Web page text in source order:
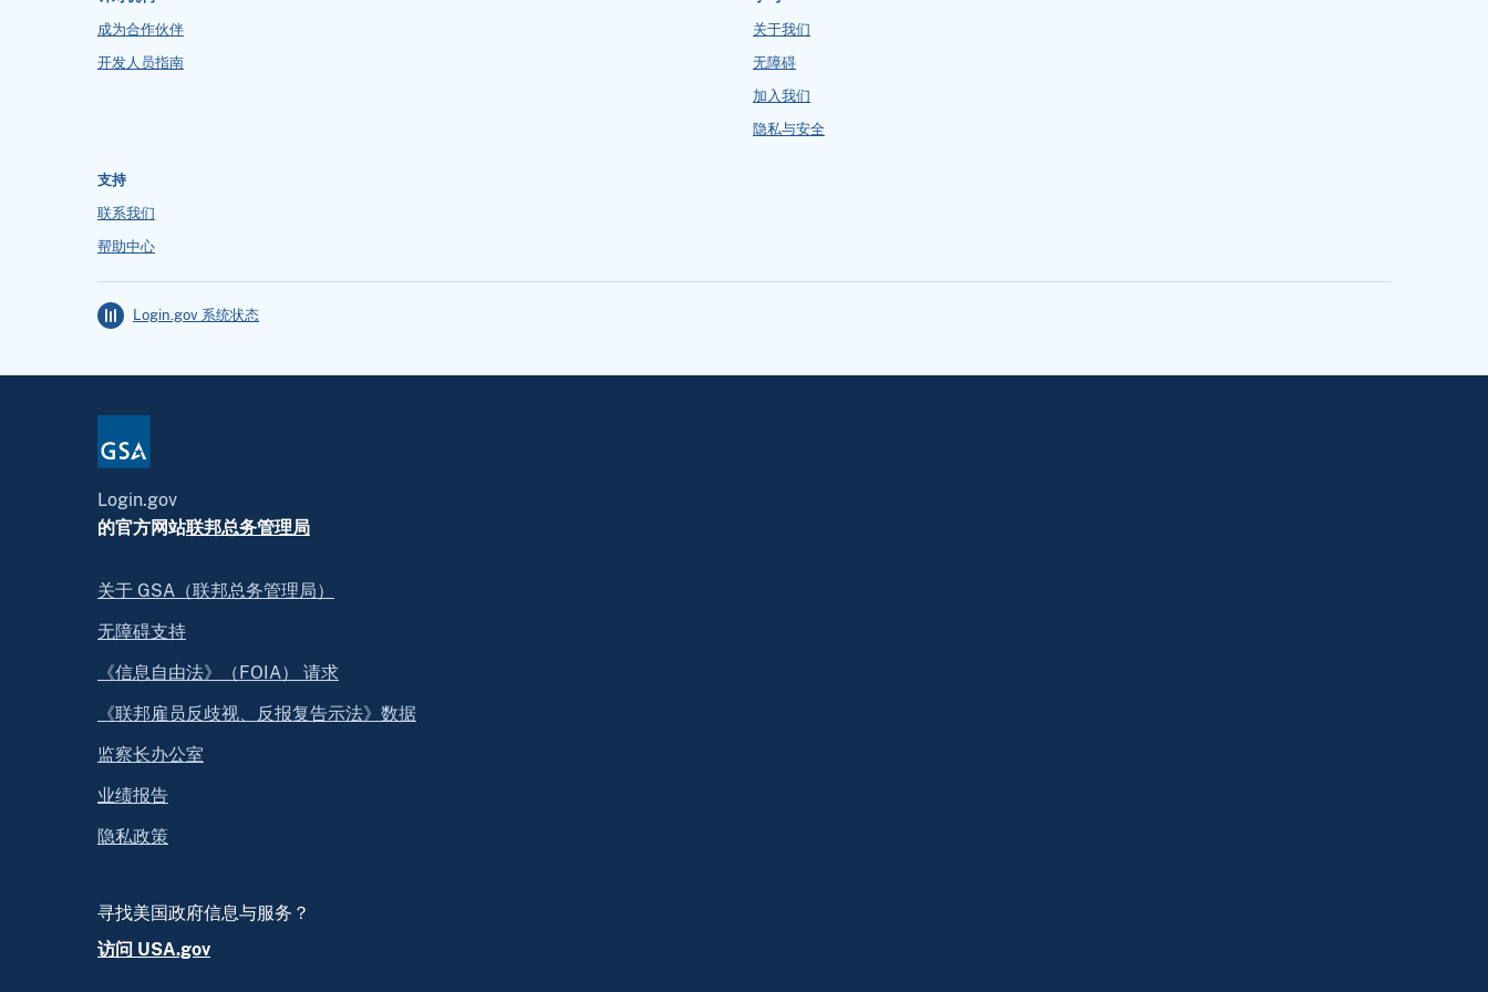
成为合作伙伴
开发人员指南
关于我们
无障碍
加入我们
隐私与安全
支持
联系我们
帮助中心
Login.gov 系统状态
Login.gov
的官方网站联邦总务管理局
关于 GSA（联邦总务管理局）
无障碍支持
《信息自由法》（FOIA） 请求
《联邦雇员反歧视、反报复告示法》数据
监察长办公室
业绩报告
隐私政策
寻找美国政府信息与服务？
访问 USA.gov